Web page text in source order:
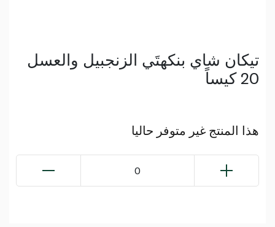
تيكان شاي بنكهتَي الزنجبيل والعسل
20 كيساً
هذا المنتج غير متوفر حاليا
0